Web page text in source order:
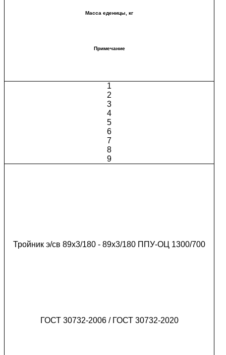
Масса еденицы, кг
Примечание
1
2
3
4
5
6
7
8
9
Тройник э/св 89х3/180 - 89х3/180 ППУ-ОЦ 1300/700
ГОСТ 30732-2006 / ГОСТ 30732-2020